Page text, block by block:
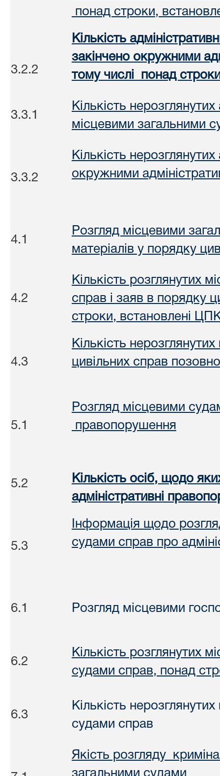
понад строки,
3.2.2
Кількість
закінчено окружними
тому числі понад
3.3.1
Кількість
місцевими загальними
3.3.2
Кількість
окружними
4.1
Розгляд місцевими
матеріалів у порядку
4.2
Кількість розглянутих
справ і заяв в порядку
строки, встановлені
4.3
Кількість
цивільних справ
5.1
Розгляд місцевими
правопорушення
5.2
Кількість осіб, щодо
адміністративні
5.3
Інформація щодо
судами справ про
6.1 Розгляд місцевими
6.2
Кількість розглянутих
судами справ, понад
6.3
Кількість
судами справ
Якість розгляду
загальними судами